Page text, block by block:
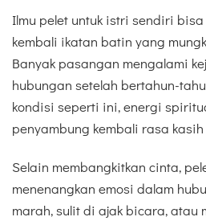
Ilmu pelet untuk istri sendiri
kembali ikatan batin yang
Banyak pasangan mengalami
hubungan setelah bertahun-
kondisi seperti ini, energi
penyambung kembali rasa
Selain membangkitkan cinta,
menenangkan emosi dalam
marah, sulit di ajak bicara, atau